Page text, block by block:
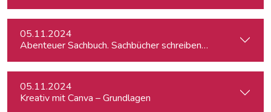
05.11.2024
Abenteuer Sachbuch. Sachbücher schreiben für
05.11.2024
Kreativ mit Canva – Grundlagen